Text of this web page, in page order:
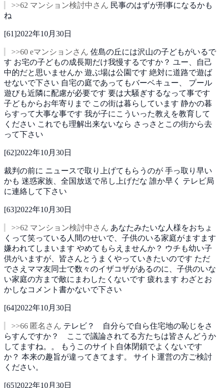
>>62 マンション検討中さん 民事のはずが刑事になるかも
ね
[61]2022年10月30日
>>60 eマンションさん 佐島の丘には沢山の子どもがいるで
す お宅の子どもの成長期だけ我慢するですか？ ユー、自己
中的だと思いませんか 遊ぶ場は公園です 絶対に道路で遊ば
せないで下さい 自宅の庭であってもバーベキュー、 プール
遊びも近隣に配慮が必要です 要は大騒ぎするなって事です
子どもからお年寄りまで この街は暮らしています 静かの暮
らすって大事な事です 我が子にこういった教えを教育して
ください これでも理解出来ないなら さっさとこの街から去
って下さい
[62]2022年10月30日
裁判の前に ニュースで取り上げてもらうのが 手っ取り早い
かも 迷惑家族、全国放送で吊し上げだな 誰か早く テレビ局
に連絡して下さい
[63]2022年10月30日
>>62 マンション検討中さん あなたみたいな人様をおちょ
くって笑っている人間のせいで、子供のいる家庭がますます
嫌われてしまいます やめてもらえませんか？ ウチも幼い子
供がいますが、皆さんとうまくやっていきたいのです ただ
でさえママ友同士で数々のイザコザがあるのに、子供のいな
い家庭の方まで敵にまわしたくないです 疲れます わざとお
かしなコメント書かないで下さい
[64]2022年10月30日
>>66 匿名さん テレビ？ 自分らで自ら住宅地の恥じをさ
らすんですか？ ここで議論されてる方たちは皆さんどうか
してますね。。
もうこのサイト自体閉鎖でよくないです
か？ 本来の趣旨が違ってきてます。 サイト運営の方ご検討
ください。
[65]2022年10月30日